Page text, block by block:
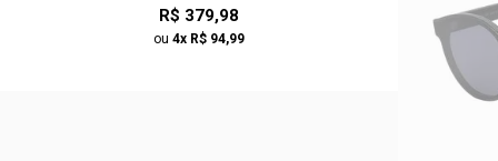
R$ 379,98
ou 4x R$ 94,99